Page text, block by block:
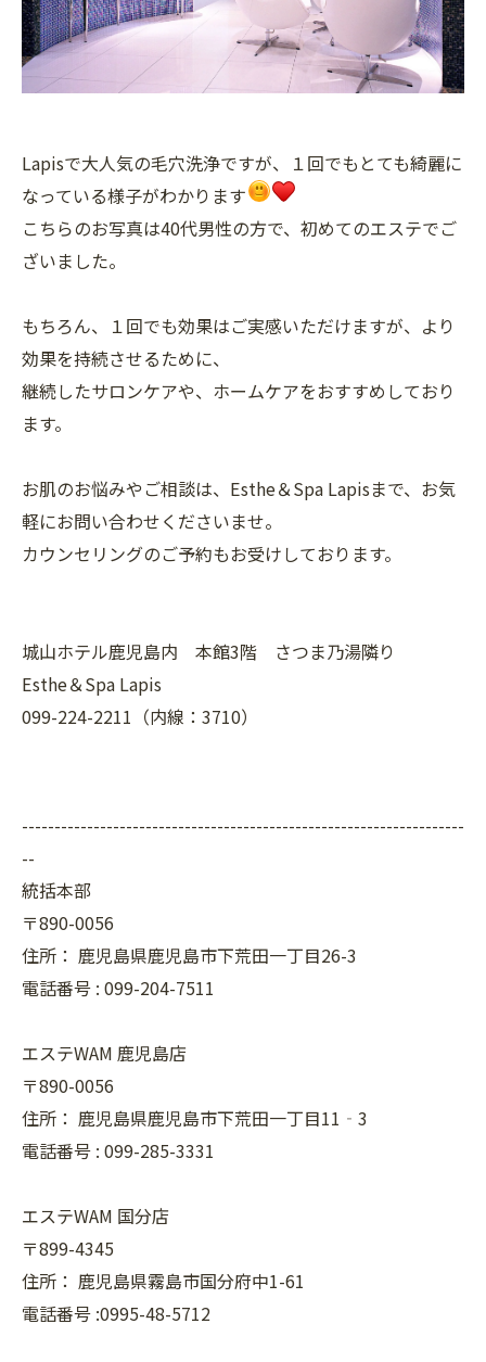
Lapisで大人気の毛穴洗浄ですが、１回でもとても綺麗に
なっている様子がわかります
こちらのお写真は40代男性の方で、初めてのエステでご
ざいました。
もちろん、１回でも効果はご実感いただけますが、より
効果を持続させるために、
継続したサロンケアや、ホームケアをおすすめしており
ます。
お肌のお悩みやご相談は、Esthe＆Spa Lapisまで、お気
軽にお問い合わせくださいませ。
カウンセリングのご予約もお受けしております。
城山ホテル鹿児島内 本館3階 さつま乃湯隣り
Esthe＆Spa Lapis
099-224-2211（内線：3710）
--------------------------------------------------------------------
--
統括本部
〒890-0056
住所： 鹿児島県鹿児島市下荒田一丁目26-3
電話番号 : 099-204-7511
エステWAM 鹿児島店
〒890-0056
住所： 鹿児島県鹿児島市下荒田一丁目11‐3
電話番号 : 099-285-3331
エステWAM 国分店
〒899-4345
住所： 鹿児島県霧島市国分府中1-61
電話番号 :0995-48-5712